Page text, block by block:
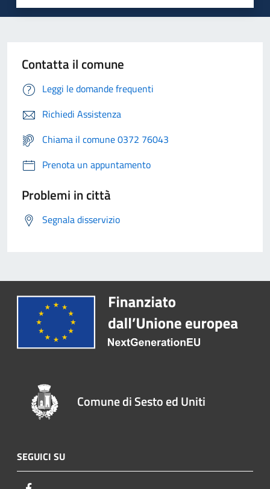
Contatta il comune
Leggi le domande frequenti
Richiedi Assistenza
Chiama il comune 0372 76043
Prenota un appuntamento
Problemi in città
Segnala disservizio
Comune di Sesto ed Uniti
SEGUICI SU